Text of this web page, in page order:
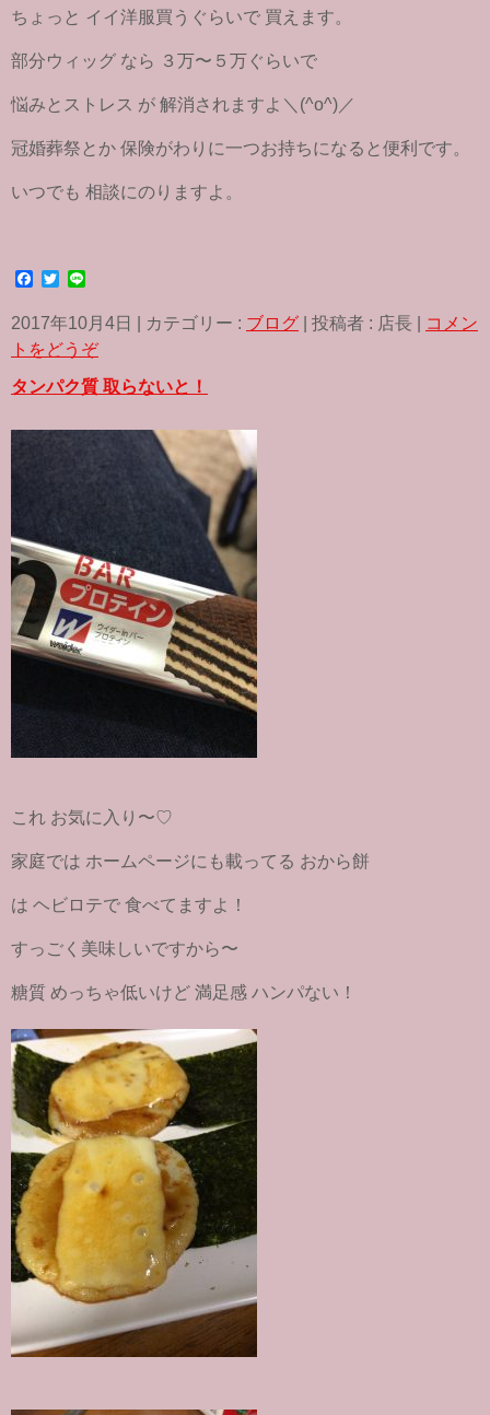
ちょっと イイ洋服買うぐらいで 買えます。
部分ウィッグ なら ３万〜５万ぐらいで
悩みとストレス が 解消されますよ＼(^o^)／
冠婚葬祭とか 保険がわりに一つお持ちになると便利です。
いつでも 相談にのりますよ。
c
e
b
o
k
T
i
t
t
r
n
e
2017年10月4日 カテゴリー : ブログ 投稿者 : 店長
コメン
トをどうぞ
タンパク質 取らないと！
これ お気に入り〜♡
家庭では ホームページにも載ってる おから餅
は ヘビロテで 食べてますよ！
すっごく美味しいですから〜
糖質 めっちゃ低いけど 満足感 ハンパない！